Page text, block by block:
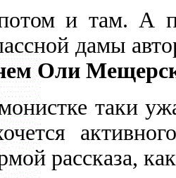
и там. А
дамы
Оли
таки
рассказа,